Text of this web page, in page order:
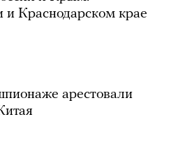
и Краснодарском крае
арестовали